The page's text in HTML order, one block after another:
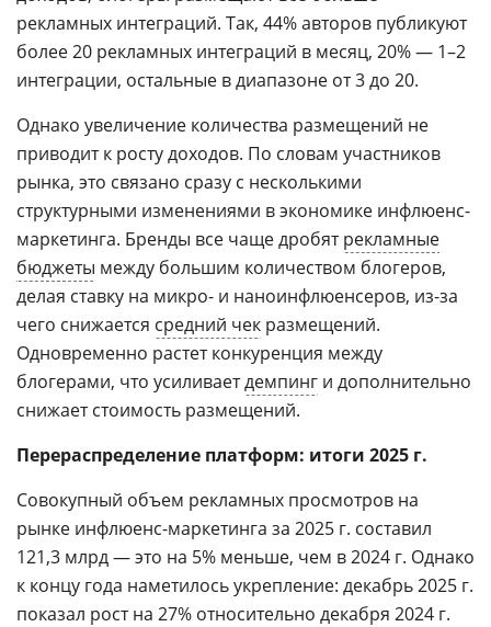
рекламных интеграций. Так, 44% авторов публикуют
более 20 рекламных интеграций в месяц, 20% — 1–2
интеграции, остальные в диапазоне от 3 до 20.
Однако увеличение количества размещений не
приводит к росту доходов. По словам участников
рынка, это связано сразу с несколькими
структурными изменениями в экономике инфлюенс-
маркетинга. Бренды все чаще дробятрекламные
бюджеты между большим количеством блогеров,
делая ставку на микро- и наноинфлюенсеров, из-за
чего снижается средний чек размещений.
Одновременно растет конкуренция между
блогерами, что усиливаетдемпинг и дополнительно
снижает стоимость размещений.
Перераспределение платформ: итоги 2025 г.
Совокупный объем рекламных просмотров на
рынке инфлюенс-маркетинга за 2025 г. составил
121,3 млрд — это на 5% меньше, чем в 2024 г. Однако
к концу года наметилось укрепление: декабрь 2025 г.
показал рост на 27% относительно декабря 2024 г.